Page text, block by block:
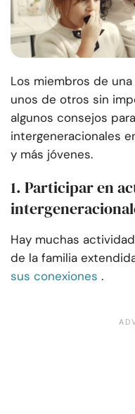
Los miembros de
unos de otros sin
algunos consejos
intergeneracionales
y más jóvenes.
1. Participar en
Hay muchas
de la familia
sus conexiones .